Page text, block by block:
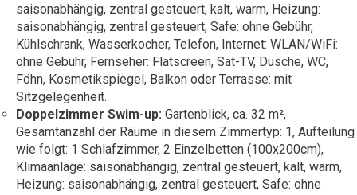
saisonabhängig, zentral gesteuert, kalt, warm, Heizung:
saisonabhängig, zentral gesteuert, Safe: ohne Gebühr,
Kühlschrank, Wasserkocher, Telefon, Internet: WLAN/WiFi:
ohne Gebühr, Fernseher: Flatscreen, Sat-TV, Dusche, WC,
Föhn, Kosmetikspiegel, Balkon oder Terrasse: mit
Sitzgelegenheit.
Doppelzimmer Swim-up: Gartenblick, ca. 32 m²,
Gesamtanzahl der Räume in diesem Zimmertyp: 1, Aufteilung
wie folgt: 1 Schlafzimmer, 2 Einzelbetten (100x200cm),
Klimaanlage: saisonabhängig, zentral gesteuert, kalt, warm,
Heizung: saisonabhängig, zentral gesteuert, Safe: ohne